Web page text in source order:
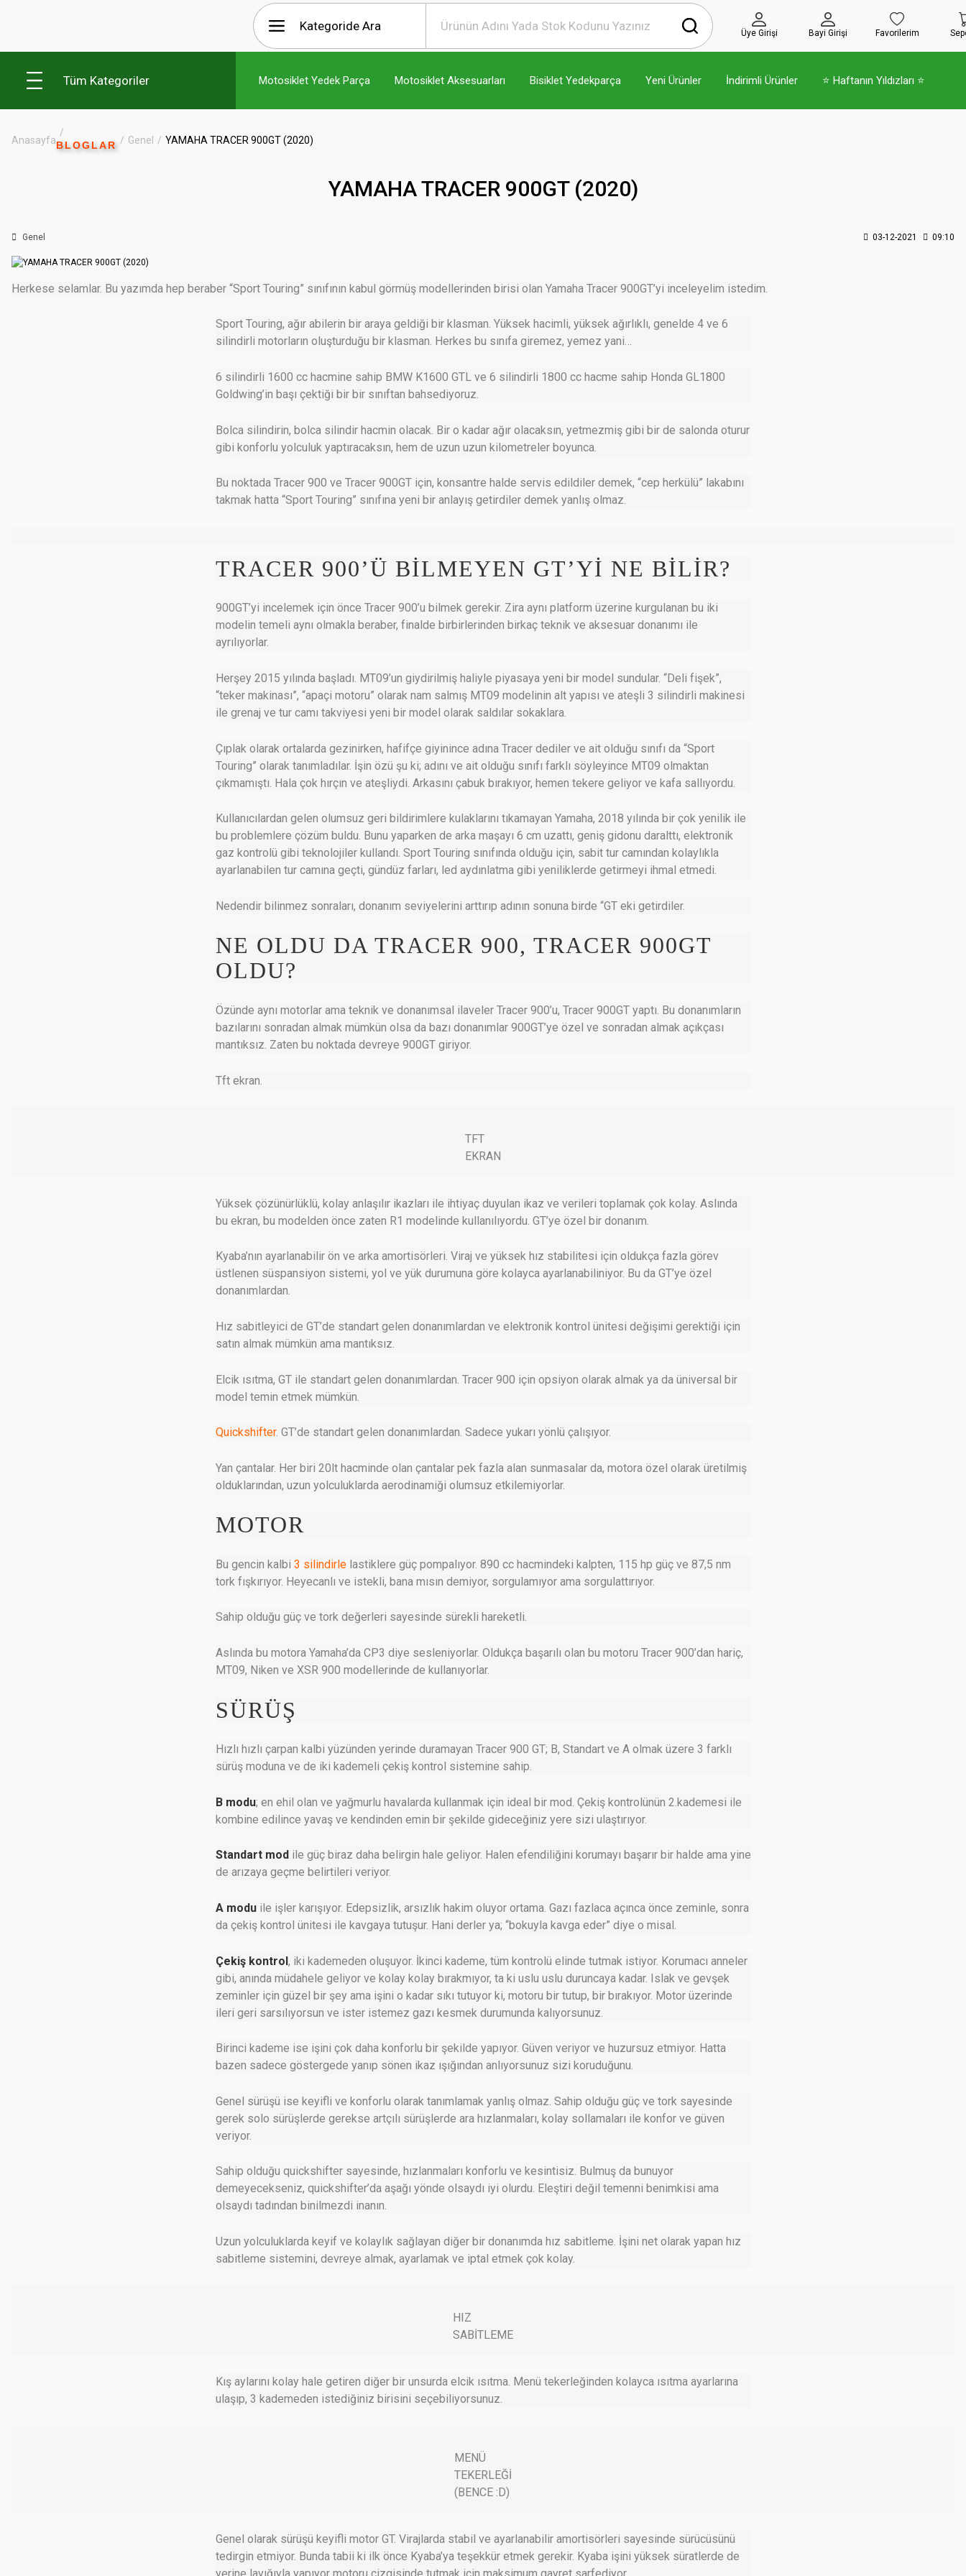
Üye Girişi Bayi Girişi Favorilerim
Tüm Kategoriler Motosiklet Yedek Parça Motosiklet Aksesuarları Bisiklet Yedekparça Yeni Ürünler İndirimli Ürünler ⭐ Haftanın Yıldızları ⭐
AnasayfaBLOGLAR Genel YAMAHA TRACER 900GT (2020)
YAMAHA TRACER 900GT (2020)
Genel 03-12-2021 09:10
Herkese selamlar. Bu yazımda hep beraber “Sport Touring” sınıfının kabul görmüş modellerinden birisi olan Yamaha Tracer 900GT’yi inceleyelim istedim.
Sport Touring, ağır abilerin bir araya geldiği bir klasman. Yüksek hacimli, yüksek ağırlıklı, genelde 4 ve 6
silindirli motorların oluşturduğu bir klasman. Herkes bu sınıfa giremez, yemez yani…
6 silindirli 1600 cc hacmine sahip BMW K1600 GTL ve 6 silindirli 1800 cc hacme sahip Honda GL1800
Goldwing’in başı çektiği bir bir sınıftan bahsediyoruz.
Bolca silindirin, bolca silindir hacmin olacak. Bir o kadar ağır olacaksın, yetmezmiş gibi bir de salonda oturur
gibi konforlu yolculuk yaptıracaksın, hem de uzun uzun kilometreler boyunca.
Bu noktada Tracer 900 ve Tracer 900GT için, konsantre halde servis edildiler demek, “cep herkülü” lakabını
takmak hatta “Sport Touring” sınıfına yeni bir anlayış getirdiler demek yanlış olmaz.
TRACER 900’Ü BİLMEYEN GT’Yİ NE BİLİR?
900GT’yi incelemek için önce Tracer 900’u bilmek gerekir. Zira aynı platform üzerine kurgulanan bu iki
modelin temeli aynı olmakla beraber, finalde birbirlerinden birkaç teknik ve aksesuar donanımı ile
ayrılıyorlar.
Herşey 2015 yılında başladı. MT09’un giydirilmiş haliyle piyasaya yeni bir model sundular. “Deli fişek”,
“teker makinası”, “apaçi motoru” olarak nam salmış MT09 modelinin alt yapısı ve ateşli 3 silindirli makinesi
ile grenaj ve tur camı takviyesi yeni bir model olarak saldılar sokaklara.
Çıplak olarak ortalarda gezinirken, hafifçe giyinince adına Tracer dediler ve ait olduğu sınıfı da “Sport
Touring” olarak tanımladılar. İşin özü şu ki; adını ve ait olduğu sınıfı farklı söyleyince MT09 olmaktan
çıkmamıştı. Hala çok hırçın ve ateşliydi. Arkasını çabuk bırakıyor, hemen tekere geliyor ve kafa sallıyordu.
Kullanıcılardan gelen olumsuz geri bildirimlere kulaklarını tıkamayan Yamaha, 2018 yılında bir çok yenilik ile
bu problemlere çözüm buldu. Bunu yaparken de arka maşayı 6 cm uzattı, geniş gidonu daralttı, elektronik
gaz kontrolü gibi teknolojiler kullandı. Sport Touring sınıfında olduğu için, sabit tur camından kolaylıkla
ayarlanabilen tur camına geçti, gündüz farları, led aydınlatma gibi yeniliklerde getirmeyi ihmal etmedi.
Nedendir bilinmez sonraları, donanım seviyelerini arttırıp adının sonuna birde “GT eki getirdiler.
NE OLDU DA TRACER 900, TRACER 900GT
OLDU?
Özünde aynı motorlar ama teknik ve donanımsal ilaveler Tracer 900’u, Tracer 900GT yaptı. Bu donanımların
bazılarını sonradan almak mümkün olsa da bazı donanımlar 900GT’ye özel ve sonradan almak açıkçası
mantıksız. Zaten bu noktada devreye 900GT giriyor.
Tft ekran.
TFT
EKRAN
Yüksek çözünürlüklü, kolay anlaşılır ikazları ile ihtiyaç duyulan ikaz ve verileri toplamak çok kolay. Aslında
bu ekran, bu modelden önce zaten R1 modelinde kullanılıyordu. GT’ye özel bir donanım.
Kyaba’nın ayarlanabilir ön ve arka amortisörleri. Viraj ve yüksek hız stabilitesi için oldukça fazla görev
üstlenen süspansiyon sistemi, yol ve yük durumuna göre kolayca ayarlanabiliniyor. Bu da GT’ye özel
donanımlardan.
Hız sabitleyici de GT’de standart gelen donanımlardan ve elektronik kontrol ünitesi değişimi gerektiği için
satın almak mümkün ama mantıksız.
Elcik ısıtma, GT ile standart gelen donanımlardan. Tracer 900 için opsiyon olarak almak ya da üniversal bir
model temin etmek mümkün.
Quickshifter. GT’de standart gelen donanımlardan. Sadece yukarı yönlü çalışıyor.
Yan çantalar. Her biri 20lt hacminde olan çantalar pek fazla alan sunmasalar da, motora özel olarak üretilmiş
olduklarından, uzun yolculuklarda aerodinamiği olumsuz etkilemiyorlar.
MOTOR
Bu gencin kalbi 3 silindirlelastiklere güç pompalıyor. 890 cc hacmindeki kalpten, 115 hp güç ve 87,5 nm
tork fışkırıyor. Heyecanlı ve istekli, bana mısın demiyor, sorgulamıyor ama sorgulattırıyor.
Sahip olduğu güç ve tork değerleri sayesinde sürekli hareketli.
Aslında bu motora Yamaha’da CP3 diye sesleniyorlar. Oldukça başarılı olan bu motoru Tracer 900’dan hariç,
MT09, Niken ve XSR 900 modellerinde de kullanıyorlar.
SÜRÜŞ
Hızlı hızlı çarpan kalbi yüzünden yerinde duramayan Tracer 900 GT; B, Standart ve A olmak üzere 3 farklı
sürüş moduna ve de iki kademeli çekiş kontrol sistemine sahip.
B modu; en ehil olan ve yağmurlu havalarda kullanmak için ideal bir mod. Çekiş kontrolünün 2.kademesi ile
kombine edilince yavaş ve kendinden emin bir şekilde gideceğiniz yere sizi ulaştırıyor.
Standart mod ile güç biraz daha belirgin hale geliyor. Halen efendiliğini korumayı başarır bir halde ama yine
de arızaya geçme belirtileri veriyor.
A moduile işler karışıyor. Edepsizlik, arsızlık hakim oluyor ortama. Gazı fazlaca açınca önce zeminle, sonra
da çekiş kontrol ünitesi ile kavgaya tutuşur. Hani derler ya; “bokuyla kavga eder” diye o misal.
Çekiş kontrol, iki kademeden oluşuyor. İkinci kademe, tüm kontrolü elinde tutmak istiyor. Korumacı anneler
gibi, anında müdahele geliyor ve kolay kolay bırakmıyor, ta ki uslu uslu duruncaya kadar. Islak ve gevşek
zeminler için güzel bir şey ama işini o kadar sıkı tutuyor ki, motoru bir tutup, bir bırakıyor. Motor üzerinde
ileri geri sarsılıyorsun ve ister istemez gazı kesmek durumunda kalıyorsunuz.
Birinci kademe ise işini çok daha konforlu bir şekilde yapıyor. Güven veriyor ve huzursuz etmiyor. Hatta
bazen sadece göstergede yanıp sönen ikaz ışığından anlıyorsunuz sizi koruduğunu.
Genel sürüşü ise keyifli ve konforlu olarak tanımlamak yanlış olmaz. Sahip olduğu güç ve tork sayesinde
gerek solo sürüşlerde gerekse artçılı sürüşlerde ara hızlanmaları, kolay sollamaları ile konfor ve güven
veriyor.
Sahip olduğu quickshifter sayesinde, hızlanmaları konforlu ve kesintisiz. Bulmuş da bunuyor
demeyecekseniz, quickshifter’da aşağı yönde olsaydı iyi olurdu. Eleştiri değil temenni benimkisi ama
olsaydı tadından binilmezdi inanın.
Uzun yolculuklarda keyif ve kolaylık sağlayan diğer bir donanımda hız sabitleme. İşini net olarak yapan hız
sabitleme sistemini, devreye almak, ayarlamak ve iptal etmek çok kolay.
HIZ
SABİTLEME
Kış aylarını kolay hale getiren diğer bir unsurda elcik ısıtma. Menü tekerleğinden kolayca ısıtma ayarlarına
ulaşıp, 3 kademeden istediğiniz birisini seçebiliyorsunuz.
MENÜ
TEKERLEĞİ
(BENCE :D)
Genel olarak sürüşü keyifli motor GT. Virajlarda stabil ve ayarlanabilir amortisörleri sayesinde sürücüsünü
tedirgin etmiyor. Bunda tabii ki ilk önce Kyaba’ya teşekkür etmek gerekir. Kyaba işini yüksek süratlerde de